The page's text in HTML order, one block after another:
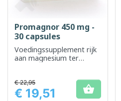
Promagnor 450 mg -
30 capsules
Voedingssupplement rijk
aan magnesium ter
Prijs
€ 22,95
€ 19,51 